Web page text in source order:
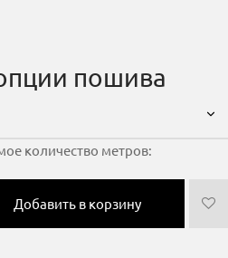
пошива
количество метров:
Добавить в корзину